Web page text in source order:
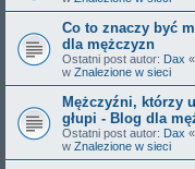
Co to znaczy być
dla mężczyzn
Ostatni post autor: Dax «
w Znalezione w sieci
Mężczyźni, którzy
głupi - Blog dla
Ostatni post autor: Dax «
w Znalezione w sieci